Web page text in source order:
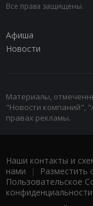
Все права защищены.
Афиша
Новости
Материалы,
"Новости компаний",
правах рекламы.
Наши контакты и
нами | Разместить
Пользовательское